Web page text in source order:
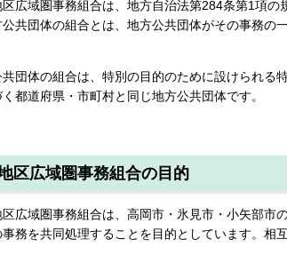
広域圏事務組合は、地方自治法第284条第1項の
共団体の組合とは、地方公共団体がその事務の
団体の組合は、特別の目的のために設けられる
都道府県・市町村と同じ地方公共団体です。
区広域圏事務組合の目的
広域圏事務組合は、高岡市・氷見市・小矢部市
務を共同処理することを目的としています。相